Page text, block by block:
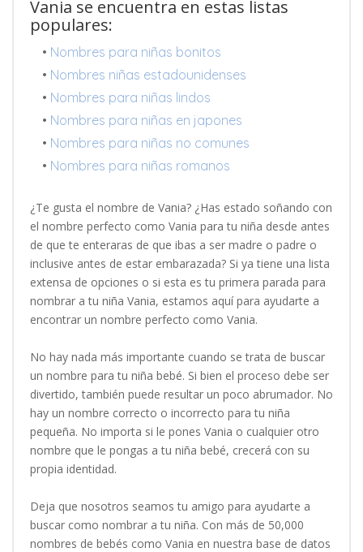
Vania se encuentra en estas listas
populares:
• Nombres para niñas bonitos
• Nombres niñas estadounidenses
• Nombres para niñas lindos
• Nombres para niñas en japones
• Nombres para niñas no comunes
• Nombres para niñas romanos
¿Te gusta el nombre de Vania? ¿Has estado soñando con
el nombre perfecto como Vania para tu niña desde antes
de que te enteraras de que ibas a ser madre o padre o
inclusive antes de estar embarazada? Si ya tiene una lista
extensa de opciones o si esta es tu primera parada para
nombrar a tu niña Vania, estamos aquí para ayudarte a
encontrar un nombre perfecto como Vania.
No hay nada más importante cuando se trata de buscar
un nombre para tu niña bebé. Si bien el proceso debe ser
divertido, también puede resultar un poco abrumador. No
hay un nombre correcto o incorrecto para tu niña
pequeña. No importa si le pones Vania o cualquier otro
nombre que le pongas a tu niña bebé, crecerá con su
propia identidad.
Deja que nosotros seamos tu amigo para ayudarte a
buscar como nombrar a tu niña. Con más de 50,000
nombres de bebés como Vania en nuestra base de datos